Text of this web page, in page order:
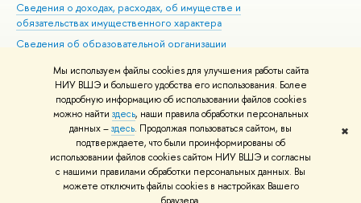
Мы используем файлы cookies для улучшения работы сайта
НИУ ВШЭ и большего удобства его использования. Более
подробную информацию об использовании файлов cookies
можно найти здесь, наши правила обработки персональных
данных –здесь. Продолжая пользоваться сайтом, вы
подтверждаете, что были проинформированы об
использовании файлов cookies сайтом НИУ ВШЭ и согласны
с нашими правилами обработки персональных данных. Вы
можете отключить файлы cookies в настройках Вашего
✖
Сведения о доходах, расходах, об имуществе и
обязательствах имущественного характера
Сведения об образовательной организации
Людям с ограниченными возможностями здоровья
Единая платежная страница
Работа в Вышке
© НИУ ВШЭ 1993–2026 Адреса и контакты Условия использования
материалов Политика конфиденциальности Карта сайта
Шрифты HSE Sans и HSE Slab разработаны вШколе дизайна НИУ ВШЭ